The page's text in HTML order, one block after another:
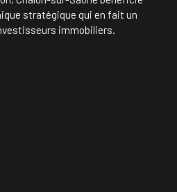
stratégique qui en fait un
immobiliers.